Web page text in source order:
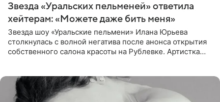
Звезда «Уральских пельменей» ответила
хейтерам: «Можете даже бить меня»
Звезда шоу «Уральские пельмени» Илана Юрьева
столкнулась с волной негатива после анонса открытия
собственного салона красоты на Рублевке. Артистка